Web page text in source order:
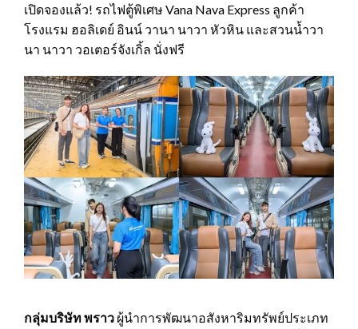
เปิดจองแล้ว! รถไฟตู้พิเศษ Vana Nava Express ลูกค้า
โรงแรม ฮอลิเดย์ อินน์ วานา นาวา หัวหิน และสวนน้ำวา
นา นาวา วอเตอร์จังเกิ้ล นั่งฟรี
กลุ่มบริษัท พราว ผู้นำการพัฒนาอสังหาริมทรัพย์ประเภท